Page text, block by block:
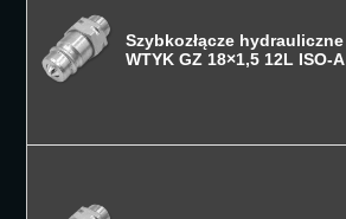
Szybkozłącze hydrauliczne
WTYK GZ 18×1,5 12L ISO-A